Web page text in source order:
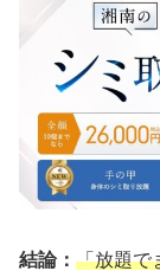
結論： 「放題で